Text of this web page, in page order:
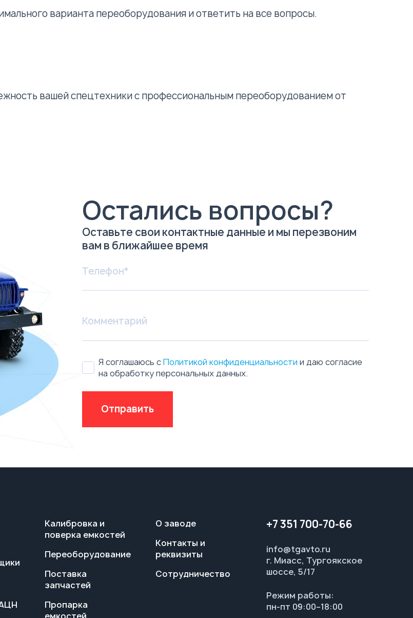
варианта переоборудования и ответить на все вопросы.
вашей спецтехники с профессиональным переоборудованием от
Остались вопросы?
Оставьте свои контактные данные и мы перезвоним
вам в ближайшее время
на обработку персональных данных.
Отправить
Переоборудование
Поставка
запчастей
Пропарка
емкостей
Сервисное
обслуживание
реквизиты
Сотрудничество
г. Миасс, Тургоякское
Режим работы:
пн-пт 09:00–18:00
Заказать звонок